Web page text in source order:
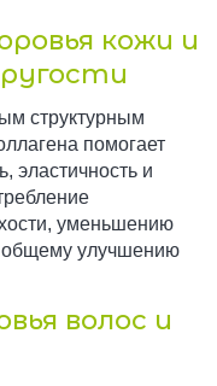
кожи и
структурным
помогает
эластичность и
уменьшению
общему улучшению
волос и